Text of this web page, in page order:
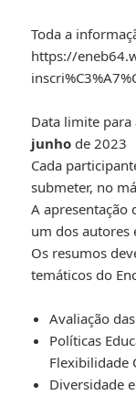
Toda a
https://
Data limite para
junho de 2023
Cada
submeter, no
A apresentação
um dos autores
Os resumos
temáticos do
Avaliação
Políticas
Flexibilidade
Diversidade